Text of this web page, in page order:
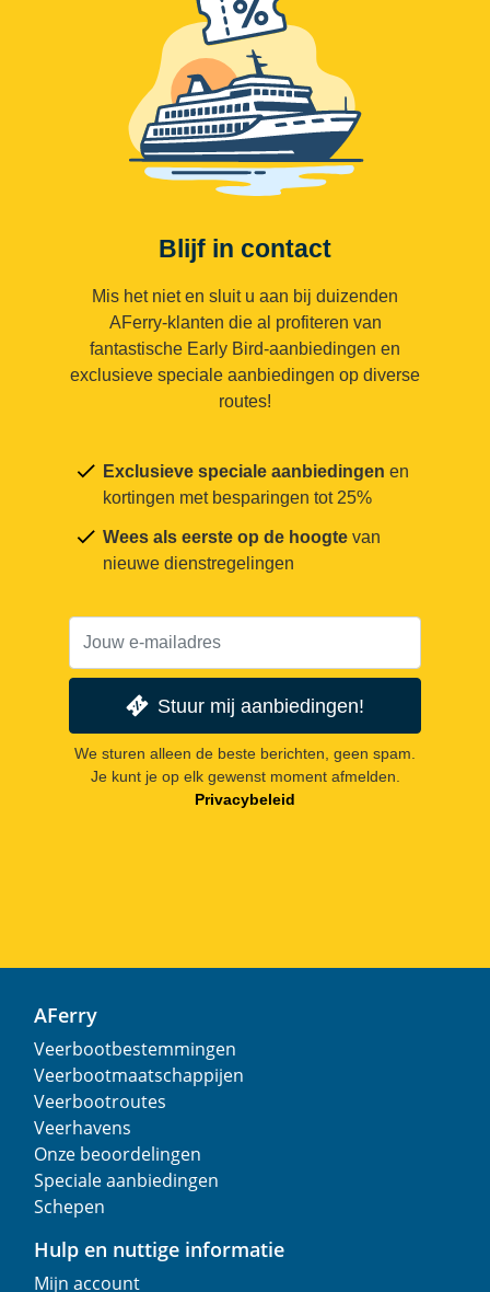
Blijf in contact
Mis het niet en sluit u aan bij duizenden
AFerry-klanten die al profiteren van
fantastische Early Bird-aanbiedingen en
exclusieve speciale aanbiedingen op diverse
routes!
Exclusieve speciale aanbiedingen en
kortingen met besparingen tot 25%
Wees als eerste op de hoogte van
nieuwe dienstregelingen
Stuur mij aanbiedingen!
We sturen alleen de beste berichten, geen spam.
Je kunt je op elk gewenst moment afmelden.
Privacybeleid
AFerry
Veerbootbestemmingen
Veerbootmaatschappijen
Veerbootroutes
Veerhavens
Onze beoordelingen
Speciale aanbiedingen
Schepen
Hulp en nuttige informatie
Mijn account